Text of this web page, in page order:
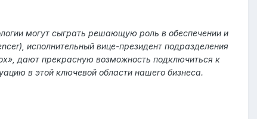
могут сыграть решающую роль в обеспечении и
исполнительный вице-президент подразделения
дают прекрасную возможность подключиться к
в этой ключевой области нашего бизнеса.